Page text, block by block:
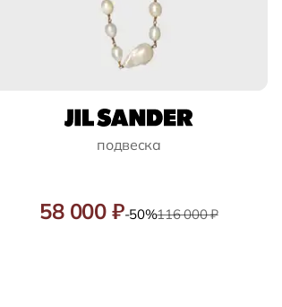
подвеска
58 000 ₽-50%116 000 ₽